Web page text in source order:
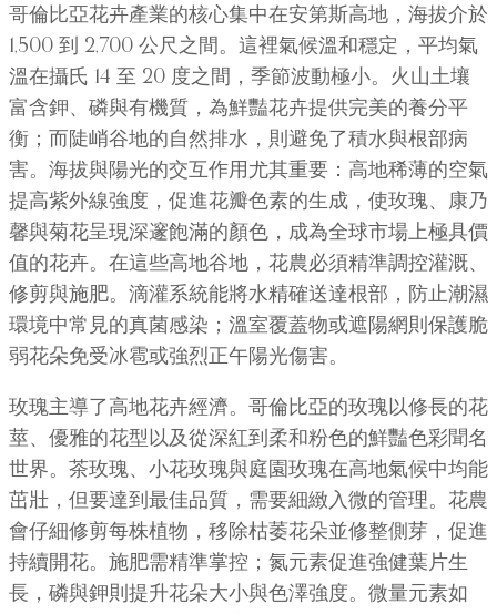
哥倫比亞花卉產業的核心集中在安第斯高地，海拔介於
1,500 到 2,700 公尺之間。這裡氣候溫和穩定，平均氣
溫在攝氏 14 至 20 度之間，季節波動極小。火山土壤
富含鉀、磷與有機質，為鮮豔花卉提供完美的養分平
衡；而陡峭谷地的自然排水，則避免了積水與根部病
害。海拔與陽光的交互作用尤其重要：高地稀薄的空氣
提高紫外線強度，促進花瓣色素的生成，使玫瑰、康乃
馨與菊花呈現深邃飽滿的顏色，成為全球市場上極具價
值的花卉。在這些高地谷地，花農必須精準調控灌溉、
修剪與施肥。滴灌系統能將水精確送達根部，防止潮濕
環境中常見的真菌感染；溫室覆蓋物或遮陽網則保護脆
弱花朵免受冰雹或強烈正午陽光傷害。
玫瑰主導了高地花卉經濟。哥倫比亞的玫瑰以修長的花
莖、優雅的花型以及從深紅到柔和粉色的鮮豔色彩聞名
世界。茶玫瑰、小花玫瑰與庭園玫瑰在高地氣候中均能
茁壯，但要達到最佳品質，需要細緻入微的管理。花農
會仔細修剪每株植物，移除枯萎花朵並修整側芽，促進
持續開花。施肥需精準掌控；氮元素促進強健葉片生
長，磷與鉀則提升花朵大小與色澤強度。微量元素如